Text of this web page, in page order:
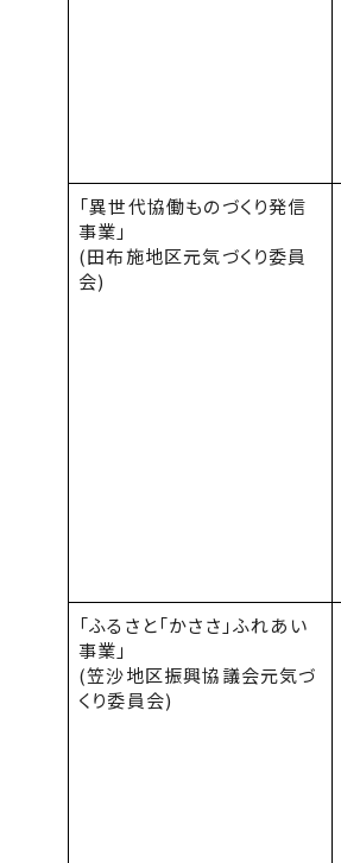
「異世代協働ものづくり発信
事業」
(田布施地区元気づくり委員
会)
「ふるさと「かささ」ふれあい
事業」
(笠沙地区振興協議会元気づ
くり委員会)